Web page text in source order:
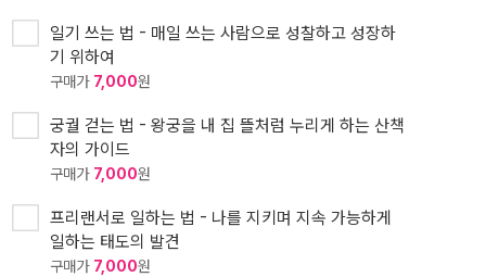
일기 쓰는 법 - 매일 쓰는 사람으로 성찰하고 성장하
기 위하여
구매가 7,000원
궁궐 걷는 법 - 왕궁을 내 집 뜰처럼 누리게 하는 산책
자의 가이드
구매가 7,000원
프리랜서로 일하는 법 - 나를 지키며 지속 가능하게
일하는 태도의 발견
구매가 7,000원